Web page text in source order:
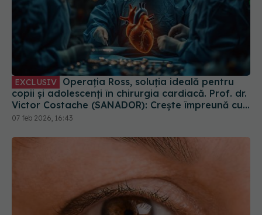
EXCLUSIV
copii și adolescenți în chirurgia cardiacă. Prof. dr.
Victor Costache (SANADOR): Crește împreună cu
ei07 feb 2026, 16:43